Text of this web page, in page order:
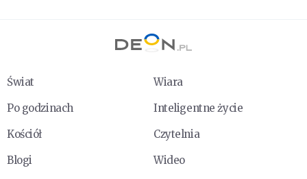
Świat
Wiara
Po godzinach
Inteligentne życie
Kościół
Czytelnia
Blogi
Wideo